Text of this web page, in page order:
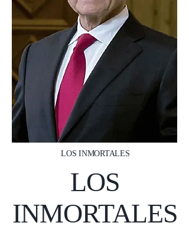
LOS INMORTALES
LOS
INMORTALES